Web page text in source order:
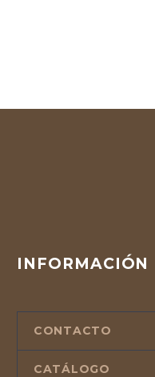
INFORMACIÓN
CONTACTO
CATÁLOGO